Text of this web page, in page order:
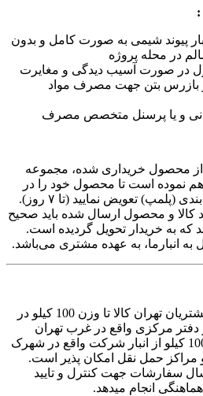
پیوند شیمی به صورت کامل و بدون
در محله پروژه
در صورت آسیب دیدگی و مغایرت
بازرس بتن جهت مصرف مواد
و یا پرسنل متخصص مصرف
محصول خریداری شده، مجموعه
نموده است تا محصول خود را در
صورت خارج ننمودن از بسته‌بندی (پلمپ) تعویض نمایید (تا ۷ روز).
کالا و محصول ارسال شده باید صحیح
که به خریدار تحویل گردیده است.
انبارما، به عهده مشتری می‌باشد.
جهت کاهش هزینه ها برای مشتریان تهران کالا تا وزن 100 کیلو در
دفتر مرکزی واقع در غرب تهران
ارسال کالا از وزن 100 تا 10000 کیلو از انبار شرکت واقع در شهرک
مراکز حمل نقل امکان پذیر است.
سفارشات جهت کنترل و تایید
انجام میدهد.